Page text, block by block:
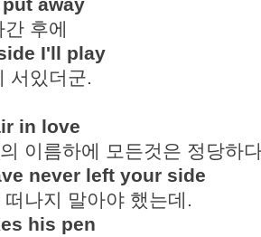
away
후에
I'll play
서있더군.
in love
이름하에 모든것은 정당하
never left your side
나지 말아야 했는데.
his pen